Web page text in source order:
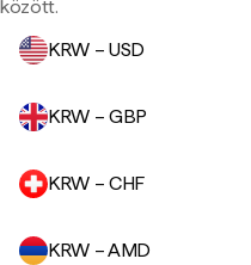
között.
KRW – USD
KRW – GBP
KRW – CHF
KRW – AMD